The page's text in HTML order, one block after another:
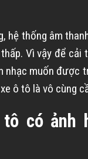
hệ thống âm
Vì vậy để
nhạc muốn được
ô tô là vô cùng
có ảnh